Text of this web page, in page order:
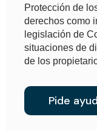
Protección de
derechos como
legislación de
situaciones de
de los
Pide